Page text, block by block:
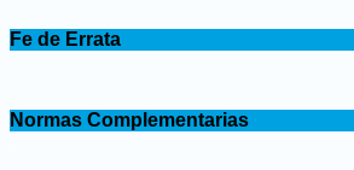
Fe de Errata
Normas Complementarias